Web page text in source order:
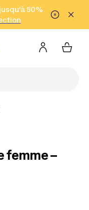
Aller au pied de
50%
femme –